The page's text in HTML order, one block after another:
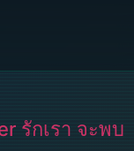
รักเรา จะพบ